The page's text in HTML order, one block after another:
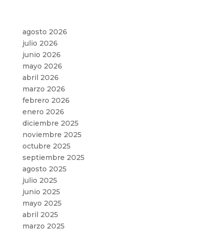
agosto 2026
julio 2026
junio 2026
mayo 2026
abril 2026
marzo 2026
febrero 2026
enero 2026
diciembre 2025
noviembre 2025
octubre 2025
septiembre 2025
agosto 2025
julio 2025
junio 2025
mayo 2025
abril 2025
marzo 2025